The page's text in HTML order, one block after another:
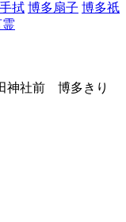
拭 博多扇子 博多祇
神社前 博多きり